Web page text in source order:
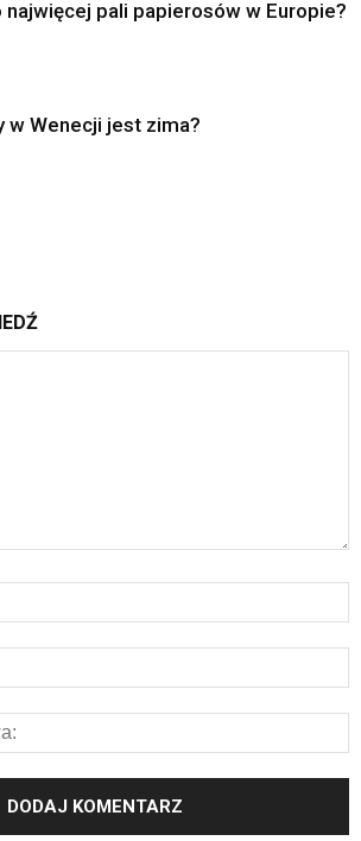
najwięcej pali papierosów w Europie?
w Wenecji jest zima?